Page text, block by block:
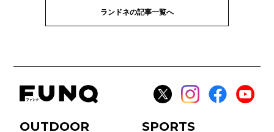
ランドネの記事一覧へ
OUTDOOR
SPORTS